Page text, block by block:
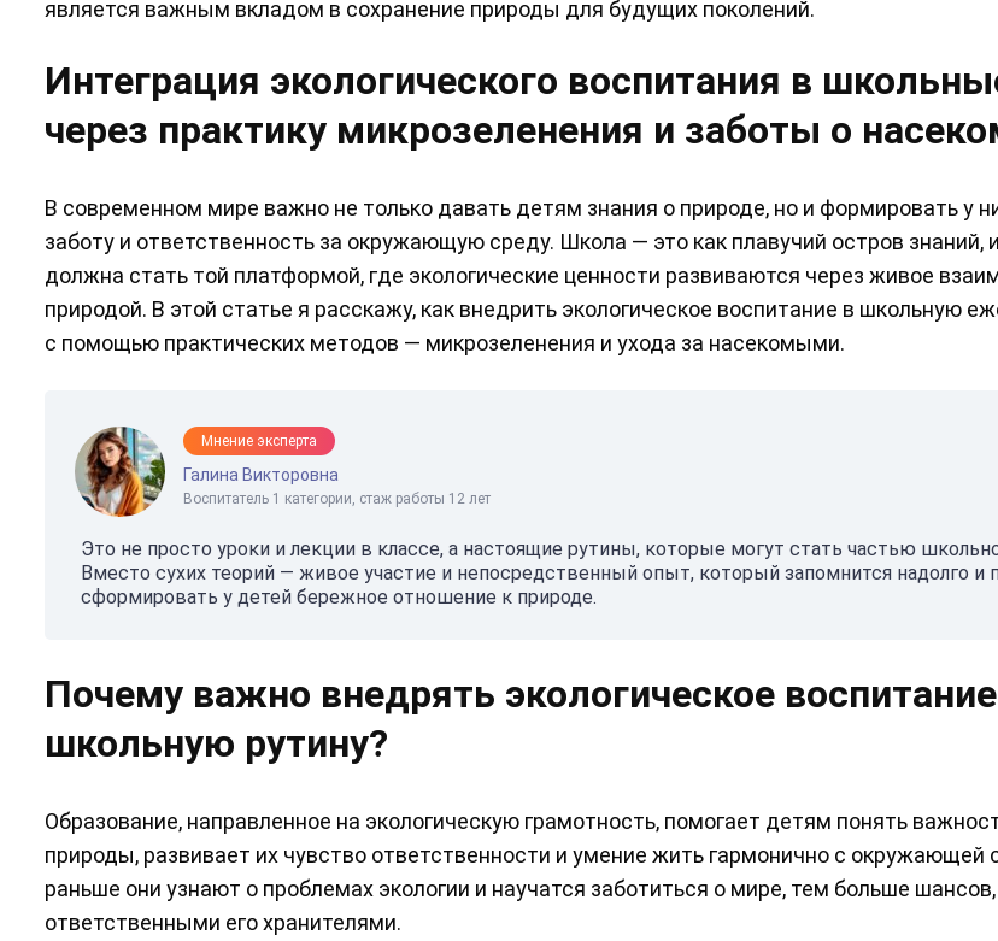
является важным вкладом в сохранение природы для будущих поколений.
Интеграция экологического воспитания в
через практику микрозеленения и заботы о
В современном мире важно не только давать детям знания о природе, но и формировать у
заботу и ответственность за окружающую среду. Школа — это как плавучий остров знаний,
должна стать той платформой, где экологические ценности развиваются через живое
природой. В этой статье я расскажу, как внедрить экологическое воспитание в школьную
с помощью практических методов — микрозеленения и ухода за насекомыми.
Мнение эксперта
Галина Викторовна
Воспитатель 1 категории, стаж работы 12 лет
Это не просто уроки и лекции в классе, а настоящие рутины, которые могут стать частью
Вместо сухих теорий — живое участие и непосредственный опыт, который запомнится надолго и
сформировать у детей бережное отношение к природе.
Почему важно внедрять экологическое
школьную рутину?
Образование, направленное на экологическую грамотность, помогает детям понять
природы, развивает их чувство ответственности и умение жить гармонично с окружающей
раньше они узнают о проблемах экологии и научатся заботиться о мире, тем больше
ответственными его хранителями.